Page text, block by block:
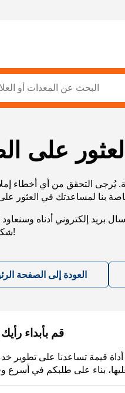
على
يُرجى التحقق من أي أخطاء
بريد إلكتروني أدناه
شكرًا على صبرك!
العودة إلى الصفحة
قم بأبداء
أداة قيمة تساعدنا على تطوير